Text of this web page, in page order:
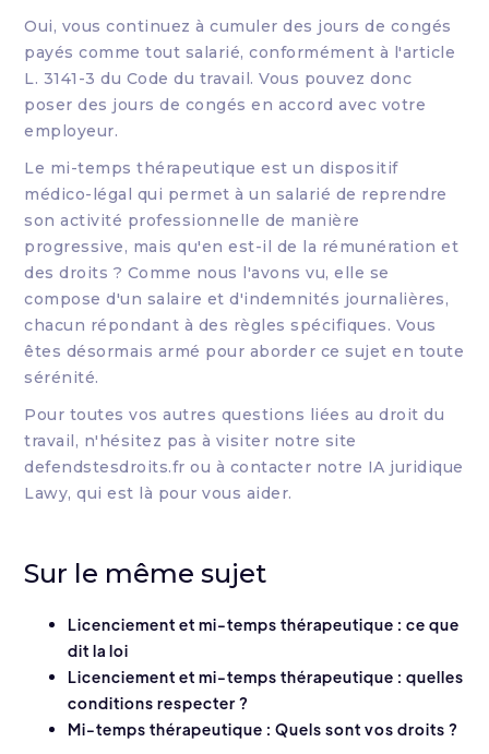
Oui, vous continuez à cumuler des jours de congés
payés comme tout salarié, conformément à l'article
L. 3141-3 du Code du travail. Vous pouvez donc
poser des jours de congés en accord avec votre
employeur.
Le mi-temps thérapeutique est un dispositif
médico-légal qui permet à un salarié de reprendre
son activité professionnelle de manière
progressive, mais qu'en est-il de la rémunération et
des droits ? Comme nous l'avons vu, elle se
compose d'un salaire et d'indemnités journalières,
chacun répondant à des règles spécifiques. Vous
êtes désormais armé pour aborder ce sujet en toute
sérénité.
Pour toutes vos autres questions liées au droit du
travail, n'hésitez pas à visiter notre site
defendstesdroits.fr ou à contacter notre IA juridique
Lawy, qui est là pour vous aider.
Sur le même sujet
Licenciement et mi-temps thérapeutique : ce que
dit la loi
Licenciement et mi-temps thérapeutique : quelles
conditions respecter ?
Mi-temps thérapeutique : Quels sont vos droits ?